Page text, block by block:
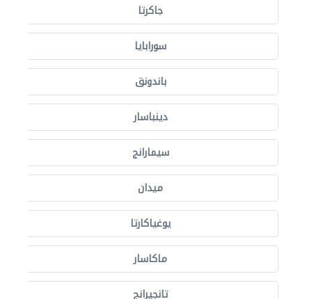
جاكرتا
سورابايا
باندونق
دينباسار
سيمارانج
ميدان
يوغياكارتا
ماكاسار
تانجيرانج